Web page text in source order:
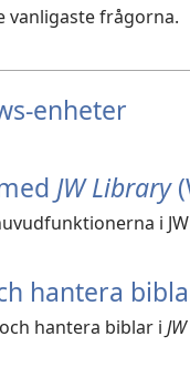
vanligaste frågorna.
enheter
JW Library
i
hantera
hantera biblar i